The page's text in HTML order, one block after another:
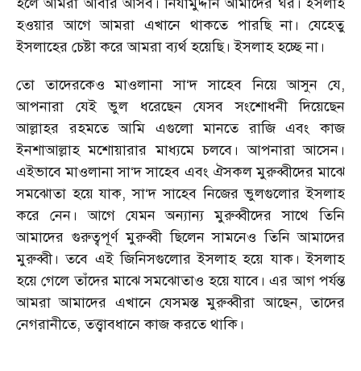
হওয়ার আগে আমরা এখানে থাকতে পারছি না। যেহেতু
ইসলাহের চেষ্টা করে আমরা ব্যর্থ হয়েছি। ইসলাহ হচ্ছে না।
তো তাদেরকেও মাওলানা সা‘দ সাহেব নিয়ে আসুন যে,
আপনারা যেই ভুল ধরেছেন যেসব সংশোধনী দিয়েছেন
আল্লাহর রহমতে আমি এগুলো মানতে রাজি এবং কাজ
ইনশাআল্লাহ মশোয়ারার মাধ্যমে চলবে। আপনারা আসেন।
এইভাবে মাওলানা সা‘দ সাহেব এবং ঐসকল মুরুব্বীদের মাঝে
সমঝোতা হয়ে যাক, সা‘দ সাহেব নিজের ভুলগুলোর ইসলাহ
করে নেন। আগে যেমন অন্যান্য মুরুব্বীদের সাথে তিনি
আমাদের গুরুত্বপূর্ণ মুরুব্বী ছিলেন সামনেও তিনি আমাদের
মুরুব্বী। তবে এই জিনিসগুলোর ইসলাহ হয়ে যাক। ইসলাহ
হয়ে গেলে তাঁদের মাঝে সমঝোতাও হয়ে যাবে। এর আগ পর্যন্ত
আমরা আমাদের এখানে যেসমস্ত মুরুব্বীরা আছেন, তাদের
নেগরানীতে, তত্ত্বাবধানে কাজ করতে থাকি।